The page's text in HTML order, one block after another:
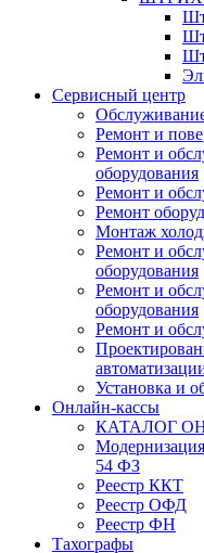
Сервисный центр
Ремонт и
Ремонт и
оборудования
Ремонт и
Ремонт
Монтаж
Ремонт и
оборудования
Ремонт и
оборудования
Ремонт и
Установка и
Онлайн-кассы
КАТАЛОГ
54 ФЗ
Реестр ККТ
Реестр ОФД
Реестр ФН
Тахографы